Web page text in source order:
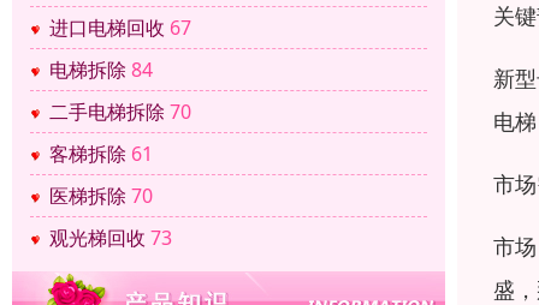
进口电梯回收 67
电梯拆除 84
二手电梯拆除 70
客梯拆除 61
医梯拆除 70
观光梯回收 73
关
新
电
市
市
盛